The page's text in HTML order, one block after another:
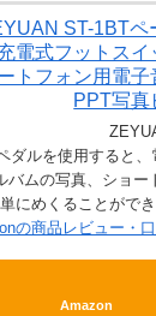
ST-1BTペ
電式フットス
トフォン用電
PPT写真
ダルを使用すると
バムの写真、ショー
にめくることができ
の商品レビュー・
Amazon